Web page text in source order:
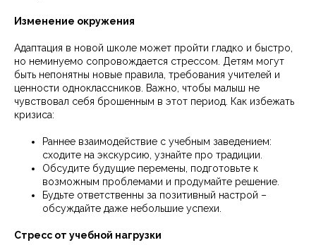
Изменение окружения
Адаптация в новой школе может пройти гладко и быстро,
но неминуемо сопровождается стрессом. Детям могут
быть непонятны новые правила, требования учителей и
ценности одноклассников. Важно, чтобы малыш не
чувствовал себя брошенным в этот период. Как избежать
кризиса:
Раннее взаимодействие с учебным заведением:
сходите на экскурсию, узнайте про традиции.
Обсудите будущие перемены, подготовьте к
возможным проблемами и продумайте решение.
Будьте ответственны за позитивный настрой –
обсуждайте даже небольшие успехи.
Стресс от учебной нагрузки